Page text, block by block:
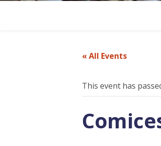
« All Events
This event has